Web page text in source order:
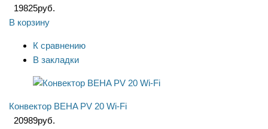
19825руб.
В корзину
К сравнению
В закладки
Конвектор BEHA PV 20 Wi-Fi
20989руб.